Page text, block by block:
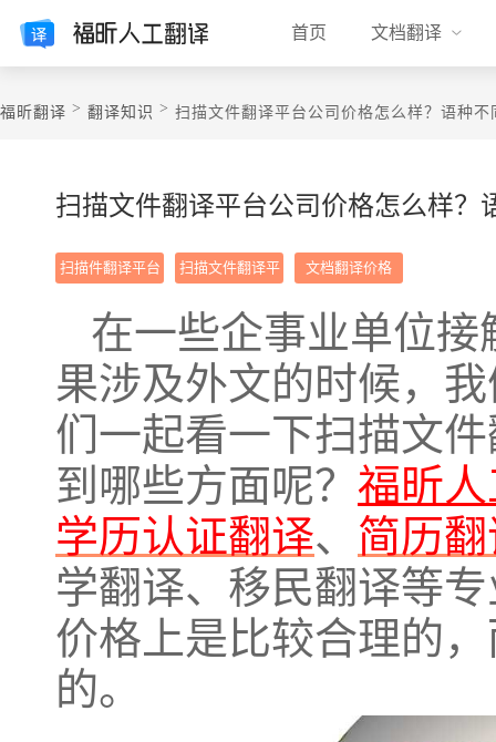
首页 文档翻译
福昕翻译 > 翻译知识 > 扫描文件翻译平台公司价格怎么样？语种不
扫描文件翻译平台公司价格怎么样？
扫描件翻译平台
扫描文件翻译平
文档翻译价格
在一些企事业单位
果涉及外文的时候，
们一起看一下扫描文
到哪些方面呢？ 福昕
学历认证翻译、 简历
学翻译、移民翻译等
价格上是比较合理的
的。